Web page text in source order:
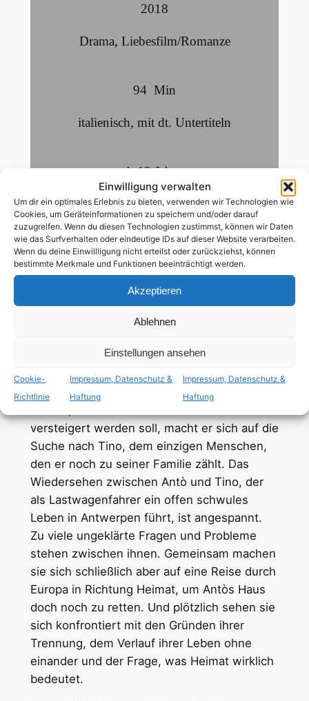
Einwilligung verwalten
Um dir ein optimales Erlebnis zu bieten, verwenden wir Technologien wie
Cookies, um Geräteinformationen zu speichern und/oder darauf
zuzugreifen. Wenn du diesen Technologien zustimmst, können wir Daten
wie das Surfverhalten oder eindeutige IDs auf dieser Website verarbeiten.
Wenn du deine Einwillligung nicht erteilst oder zurückziehst, können
bestimmte Merkmale und Funktionen beeinträchtigt werden.
Akzeptieren
Ablehnen
Einstellungen ansehen
Cookie-
Richtlinie
Impressum, Datenschutz &
Haftung
Impressum, Datenschutz &
Haftung
2018
Drama, Liebesfilm/Romanze
94 Min
italienisch, mit dt. Untertiteln
ab 12 Jahren
schwule Hauptrolle
Antò und Tino sind zusammen in einem
kleinen Dorf in Sizilien aufgewachsen. Voller
Träume aus dem Provinzleben auszubrechen
und irgendwo anders, und am besten
gemeinsam, neu anzufangen. Doch dann
Jugendfreunde verlieren sich für über zehn
Jahre aus den Augen. Jetzt, bald in ihren
30ern, leben beide im Ausland. Als Antò
versteigert werden soll, macht er sich auf die
Suche nach Tino, dem einzigen Menschen,
den er noch zu seiner Familie zählt. Das
Wiedersehen zwischen Antò und Tino, der
als Lastwagenfahrer ein offen schwules
Leben in Antwerpen führt, ist angespannt.
Zu viele ungeklärte Fragen und Probleme
stehen zwischen ihnen. Gemeinsam machen
sie sich schließlich aber auf eine Reise durch
Europa in Richtung Heimat, um Antòs Haus
doch noch zu retten. Und plötzlich sehen sie
sich konfrontiert mit den Gründen ihrer
Trennung, dem Verlauf ihrer Leben ohne
einander und der Frage, was Heimat wirklich
bedeutet.